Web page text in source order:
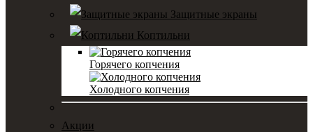
Защитные экраны
Коптильни
Горячего копчения
Холодного копчения
Акции